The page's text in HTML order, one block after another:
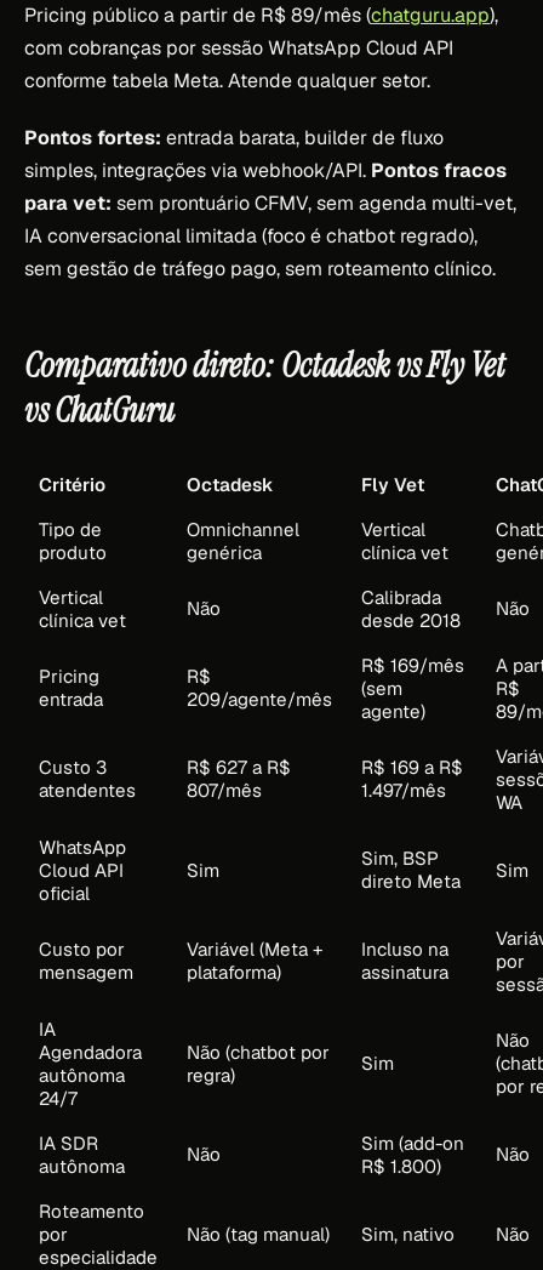
Pricing público a partir de R$ 89/mês (chatguru.app),
com cobranças por sessão WhatsApp Cloud API
conforme tabela Meta. Atende qualquer setor.
Pontos fortes: entrada barata, builder de fluxo
simples, integrações via webhook/API. Pontos fracos
para vet: sem prontuário CFMV, sem agenda multi-vet,
IA conversacional limitada (foco é chatbot regrado),
sem gestão de tráfego pago, sem roteamento clínico.
Comparativo direto: Octadesk vs Fly Vet
vs ChatGuru
Critério Octadesk Fly Vet
Tipo de
produto
Omnichannel
genérica
Vertical
clínica vet
Vertical
clínica vet
Não
Calibrada
desde 2018
Não
Pricing
entrada
R$
209/agente/mês
R$ 169/mês
(sem
agente)
A
R$
89/
Custo 3
atendentes
R$ 627 a R$
807/mês
R$ 169 a R$
1.497/mês
WA
WhatsApp
Cloud API
oficial
Sim
Sim, BSP
direto Meta
Sim
Custo por
mensagem
Variável (Meta +
plataforma)
Incluso na
assinatura
por
IA
Agendadora
autônoma
24/7
Não (chatbot por
regra)
Sim
Não
por
IA SDR
autônoma
Não
Sim (add-on
R$ 1.800)
Não
Roteamento
por
especialidade
Não (tag manual) Sim, nativo Não